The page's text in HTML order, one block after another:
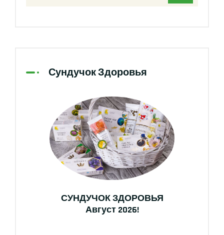
Сундучок Здоровья
СУНДУЧОК ЗДОРОВЬЯ
Август 2026!